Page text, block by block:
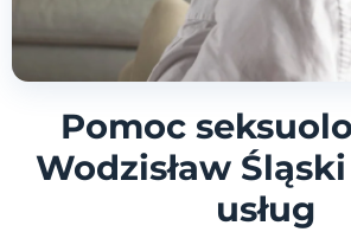
Pomoc
Wodzisław
usług